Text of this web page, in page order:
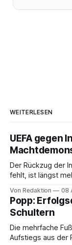
WEITERLESEN
UEFA gegen
Der Rückzug der
fehlt, ist längst
Von Redaktion 08
Popp:
Schultern
Die mehrfache
Aufstiegs aus der